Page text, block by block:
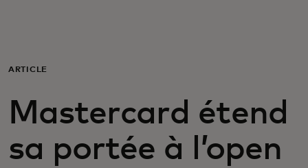
Pour les professionnels
Pour le monde
Pour les innovateurs
ARTICLE
Mastercard étend
sa portée à l’open